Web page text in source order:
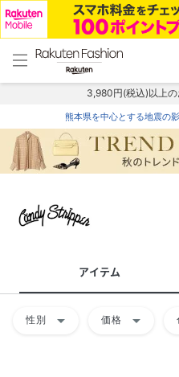
menu home
トップ
3,980円(税込)以上の
熊本県を中心とする地震の
アイテム
性別 arrow_drop_down 価格 arrow_drop_down